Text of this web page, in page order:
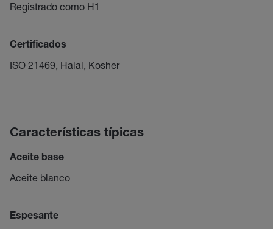
Registrado como H1
Certificados
ISO 21469, Halal, Kosher
Características típicas
Aceite base
Aceite blanco
Espesante